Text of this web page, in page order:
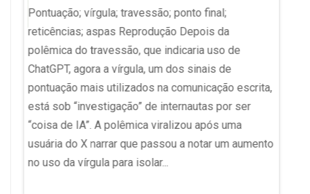
Pontuação; vírgula; travessão; ponto final;
reticências; aspas Reprodução Depois da
polêmica do travessão, que indicaria uso de
ChatGPT, agora a vírgula, um dos sinais de
pontuação mais utilizados na comunicação escrita,
está sob “investigação” de internautas por ser
“coisa de IA”. A polêmica viralizou após uma
usuária do X narrar que passou a notar um aumento
no uso da vírgula para isolar...